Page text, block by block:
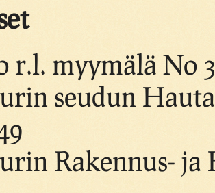
r.l. myymälä No
seudun
Rakennus- ja